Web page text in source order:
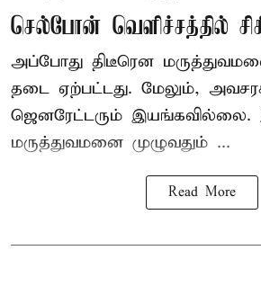
செல்போன் வெளிச்சத்தில்
அப்போது திடீரென
தடை ஏற்பட்டது. மேலும்,
ஜெனரேட்டரும்
மருத்துவமனை முழுவதும் ...
Read More